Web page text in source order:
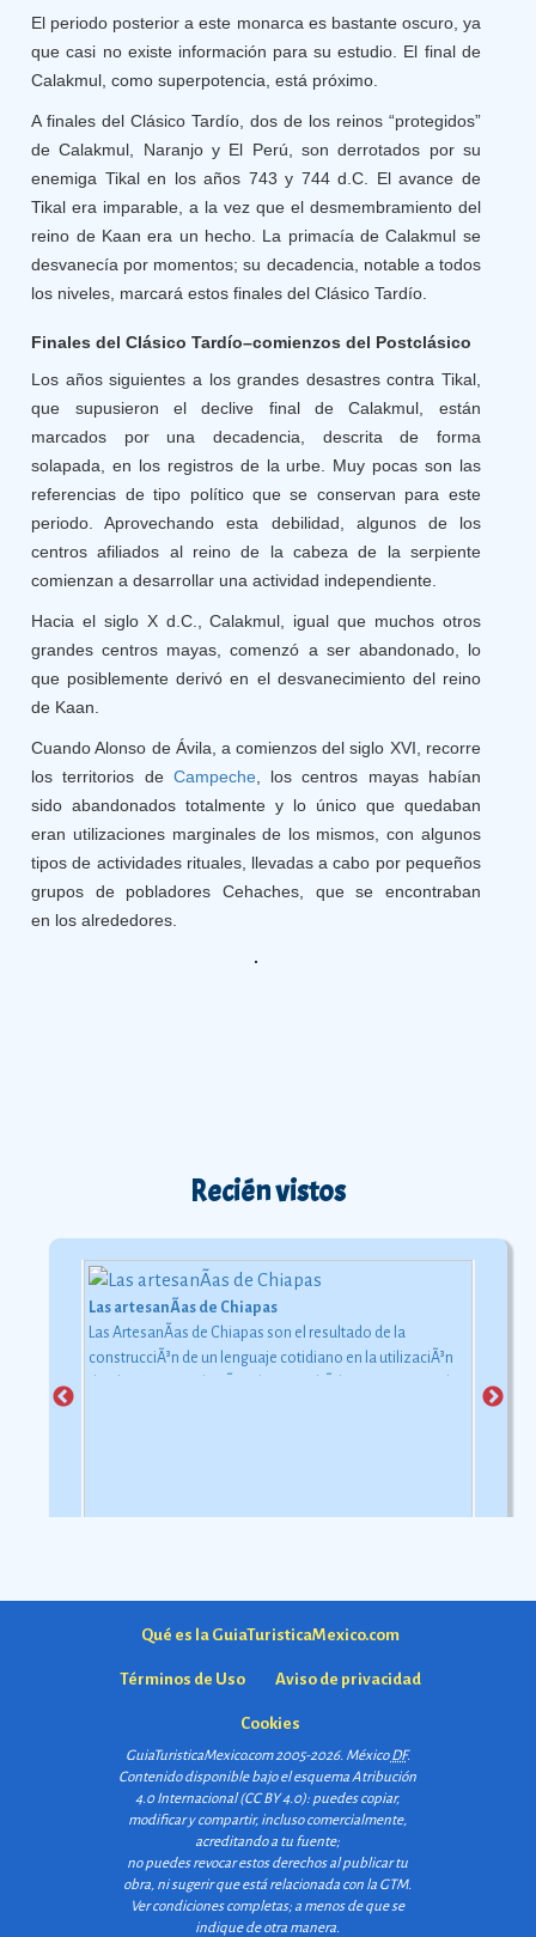
El periodo posterior a este monarca es bastante oscuro, ya
que casi no existe información para su estudio. El final de
Calakmul, como superpotencia, está próximo.
A finales del Clásico Tardío, dos de los reinos “protegidos”
de Calakmul, Naranjo y El Perú, son derrotados por su
enemiga Tikal en los años 743 y 744 d.C. El avance de
Tikal era imparable, a la vez que el desmembramiento del
reino de Kaan era un hecho. La primacía de Calakmul se
desvanecía por momentos; su decadencia, notable a todos
los niveles, marcará estos finales del Clásico Tardío.
Finales del Clásico Tardío–comienzos del Postclásico
Los años siguientes a los grandes desastres contra Tikal,
que supusieron el declive final de Calakmul, están
marcados por una decadencia, descrita de forma
solapada, en los registros de la urbe. Muy pocas son las
referencias de tipo político que se conservan para este
periodo. Aprovechando esta debilidad, algunos de los
centros afiliados al reino de la cabeza de la serpiente
comienzan a desarrollar una actividad independiente.
Hacia el siglo X d.C., Calakmul, igual que muchos otros
grandes centros mayas, comenzó a ser abandonado, lo
que posiblemente derivó en el desvanecimiento del reino
de Kaan.
Cuando Alonso de Ávila, a comienzos del siglo XVI, recorre
los territorios de Campeche, los centros mayas habían
sido abandonados totalmente y lo único que quedaban
eran utilizaciones marginales de los mismos, con algunos
tipos de actividades rituales, llevadas a cabo por pequeños
grupos de pobladores Cehaches, que se encontraban
en los alrededores.
Recién vistos
Las artesanÃ­as de Chiapas
Las ArtesanÃ­as de Chiapas son el resultado de la
construcciÃ³n de un lenguaje cotidiano en la utilizaciÃ³n
El Periodo PreclÃ¡sico en MesoamÃ©rica (2500 a. C. - 200 d. C)
La fecha convencionalmente estimada para el inicio de
Qué es la GuiaTuristicaMexico.com
Términos de Uso Aviso de privacidad
Cookies
GuiaTuristicaMexico.com 2005-2026. MéxicoDF.
Contenido disponible bajo el esquemaAtribución
4.0 Internacional (CC BY 4.0): puedes copiar,
modificar y compartir, incluso comercialmente,
acreditando a tu fuente;
no puedes revocar estos derechos al publicar tu
obra, ni sugerir que está relacionada con la GTM.
Ver condiciones completas; a menos de que se
indique de otra manera.